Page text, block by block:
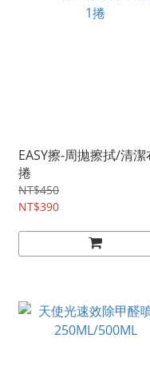
EASY擦-周拋擦拭/清潔
捲
NT$450
NT$390